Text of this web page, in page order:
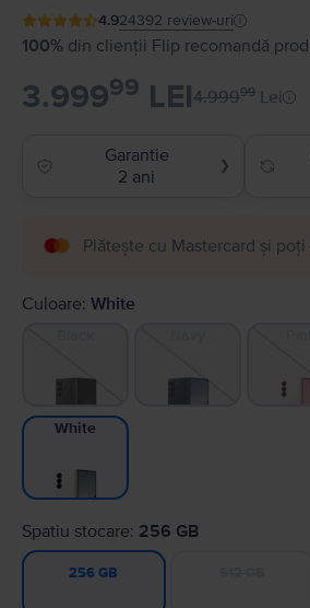
4.924392 review-uri
100% din clienții Flip recomandă
3.99999 LEI4.99999 Lei
Garantie
2 ani
❯
Plătește cu Mastercard și
Culoare: White
White
Spatiu stocare: 256 GB
256 GB